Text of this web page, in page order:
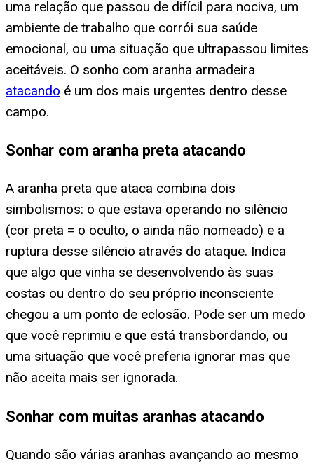
uma relação que passou de difícil para nociva, um
ambiente de trabalho que corrói sua saúde
emocional, ou uma situação que ultrapassou limites
aceitáveis. O sonho com aranha armadeira
atacando é um dos mais urgentes dentro desse
campo.
Sonhar com aranha preta atacando
A aranha preta que ataca combina dois
simbolismos: o que estava operando no silêncio
(cor preta = o oculto, o ainda não nomeado) e a
ruptura desse silêncio através do ataque. Indica
que algo que vinha se desenvolvendo às suas
costas ou dentro do seu próprio inconsciente
chegou a um ponto de eclosão. Pode ser um medo
que você reprimiu e que está transbordando, ou
uma situação que você preferia ignorar mas que
não aceita mais ser ignorada.
Sonhar com muitas aranhas atacando
Quando são várias aranhas avançando ao mesmo